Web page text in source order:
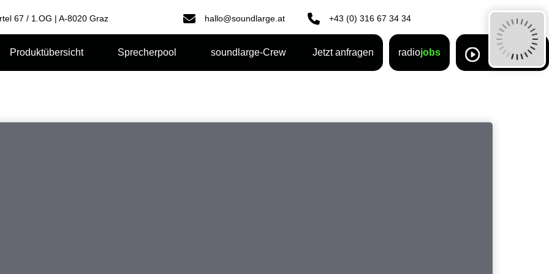
67 / 1.OG | A-8020 Graz hallo@soundlarge.at +43 (0) 316 67 34 34
Produktübersicht Sprecherpool soundlarge-Crew Jetzt anfragen radiojobs